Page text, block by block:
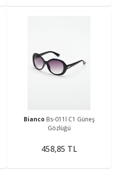
Bianco Bs-011l C1 Güneş
Gözlüğü
458,85 TL